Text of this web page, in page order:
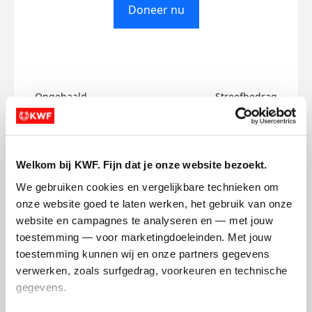
Welkom bij KWF. Fijn dat je onze website bezoekt.
We gebruiken cookies en vergelijkbare technieken om
onze website goed te laten werken, het gebruik van onze
website en campagnes te analyseren en — met jouw
toestemming — voor marketingdoeleinden. Met jouw
toestemming kunnen wij en onze partners gegevens
verwerken, zoals surfgedrag, voorkeuren en technische
gegevens.
Doneer nu
Opgehaald
€0
Streefbedrag
€500
Hugo's badges